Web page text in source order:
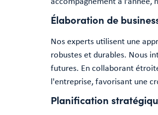
Élaboration de
Nos experts utilisent une
robustes et durables. Nous
futures. En collaborant
l'entreprise, favorisant une
Planification